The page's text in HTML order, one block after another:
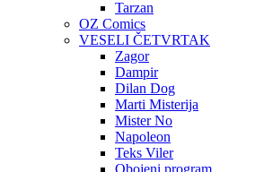
Tarzan
OZ Comics
VESELI ČETVRTAK
Zagor
Dampir
Dilan Dog
Marti Misterija
Mister No
Napoleon
Teks Viler
Obojeni program